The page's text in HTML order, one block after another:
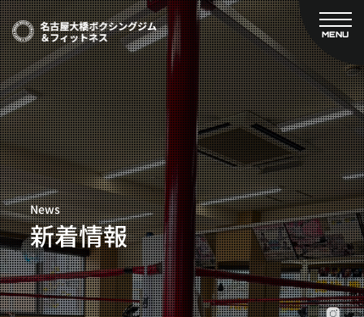
MENU
CLOSE
TOP
新着情報
ご予約
プライベートコース予約
レンタルスタジオ予約
名古屋大橋ボクシングジムについて
大橋弘政プロフィール
スタッフ紹介
料金案内
設備紹介
アクセス
営業時間
トレーナー募集
スポンサー募集
大会チケット購入
News
新着情報